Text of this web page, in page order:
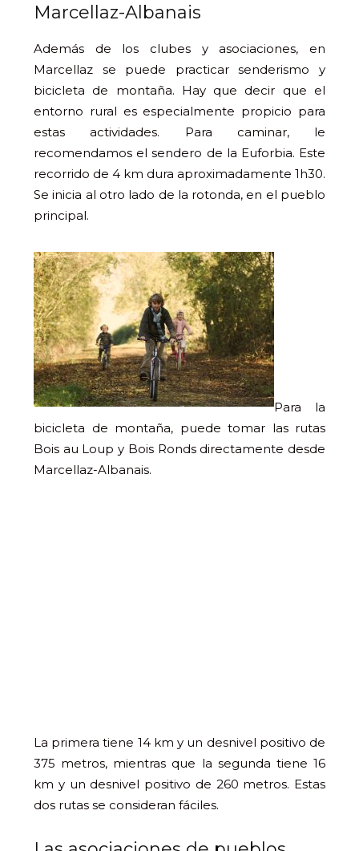
Marcellaz-Albanais
Además de los clubes y asociaciones, en
Marcellaz se puede practicar senderismo y
bicicleta de montaña. Hay que decir que el
entorno rural es especialmente propicio para
estas actividades. Para caminar, le
recomendamos el sendero de la Euforbia. Este
recorrido de 4 km dura aproximadamente 1h30.
Se inicia al otro lado de la rotonda, en el pueblo
principal.
Para la
bicicleta de montaña, puede tomar las rutas
Bois au Loup y Bois Ronds directamente desde
Marcellaz-Albanais.
La primera tiene 14 km y un desnivel positivo de
375 metros, mientras que la segunda tiene 16
km y un desnivel positivo de 260 metros. Estas
dos rutas se consideran fáciles.